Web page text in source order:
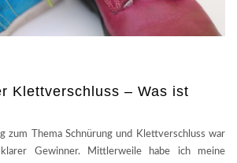
Klettverschluss – Was ist
zum Thema Schnürung und Klettverschluss war
Gewinner. Mittlerweile habe ich meine